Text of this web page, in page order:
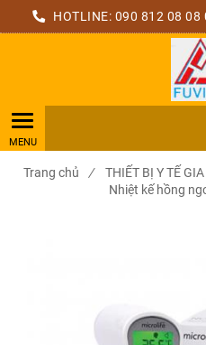
HOTLINE: 090 812 08 08
Trang chủ / THIẾT BỊ Y TẾ
Nhiệt kế hồng